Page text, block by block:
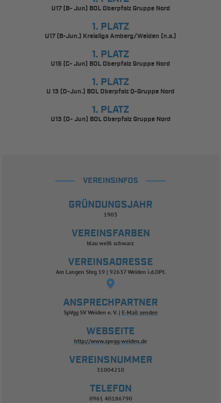
U17 (B- Jun) BOL Oberpfalz Gruppe Nord
1. PLATZ
U17 (B-Jun.) Kreisliga Amberg/Weiden (n.a.)
1. PLATZ
U15 (C- Jun) BOL Oberpfalz Gruppe Nord
1. PLATZ
U 13 (D-Jun.) BOL Oberpfalz Q-Gruppe Nord
1. PLATZ
U13 (D- Jun) BOL Oberpfalz Gruppe Nord
VEREINSINFOS
GRÜNDUNGSJAHR
1903
VEREINSFARBEN
blau weiß schwarz
VEREINSADRESSE
Am Langen Steg 19 | 92637 Weiden i.d.OPf.
ANSPRECHPARTNER
SpVgg SV Weiden e. V. E-Mail senden
WEBSEITE
http://www.spvgg-weiden.de
VEREINSNUMMER
31004210
TELEFON
0961 40186790